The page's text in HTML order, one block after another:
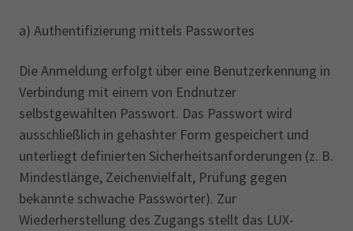
a) Authentifizierung mittels Passwortes
Die Anmeldung erfolgt über eine Benutzerkennung in
Verbindung mit einem von Endnutzer
selbstgewählten Passwort. Das Passwort wird
ausschließlich in gehashter Form gespeichert und
unterliegt definierten Sicherheitsanforderungen (z. B.
Mindestlänge, Zeichenvielfalt, Prüfung gegen
bekannte schwache Passwörter). Zur
Wiederherstellung des Zugangs stellt das LUX-